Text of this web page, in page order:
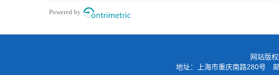
Powered by
网站版
地址：上海市重庆南路280号